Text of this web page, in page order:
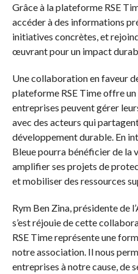
Grâce à la plateforme RSE
accéder à des informations
initiatives concrètes, et
œuvrant pour un impact
Une collaboration en faveur
plateforme RSE Time offre un
entreprises peuvent gérer
avec des acteurs qui
développement durable. En
Bleue pourra bénéficier de la
amplifier ses projets de
et mobiliser des ressources
Rym Ben Zina, présidente de
s’est réjouie de cette
RSE Time représente une
notre association. Il nous
entreprises à notre cause, de